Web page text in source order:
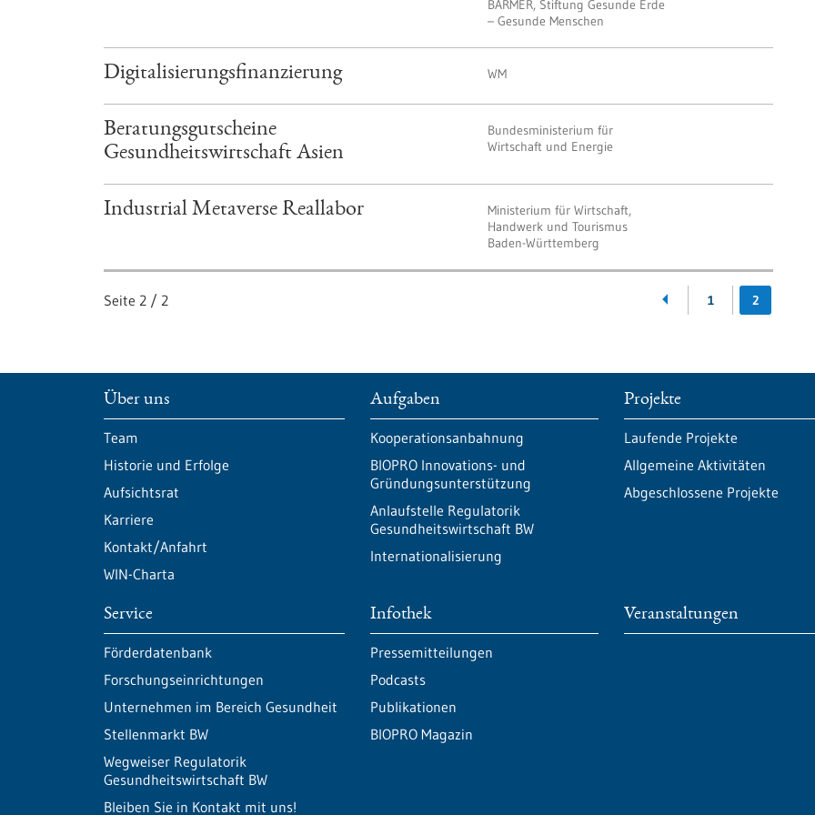
BARMER, Stiftung Gesunde Erde
– Gesunde Menschen
Digitalisierungs­finanzierung WM
Beratungsgutscheine
Gesundheitswirtschaft Asien
Bundesministerium für
Wirtschaft und Energie
Industrial Metaverse Reallabor
Ministerium für Wirtschaft,
Handwerk und Tourismus
Baden-Württemberg
Seite 2 / 2 1 2
Über uns
Team
Historie und Erfolge
Aufsichtsrat
Karriere
Kontakt/Anfahrt
WIN-Charta
Aufgaben
Kooperationsanbahnung
BIOPRO Innovations- und
Gründungsunterstützung
Anlaufstelle Regulatorik
Gesundheitswirtschaft BW
Internationalisierung
Projekte
Laufende Projekte
Allgemeine Aktivitäten
Abgeschlossene Projekte
Service
Förderdatenbank
Forschungseinrichtungen
Unternehmen im Bereich Gesundheit
Stellenmarkt BW
Wegweiser Regulatorik
Gesundheitswirtschaft BW
Bleiben Sie in Kontakt mit uns!
Infothek
Pressemitteilungen
Podcasts
Publikationen
BIOPRO Magazin
Veranstaltungen